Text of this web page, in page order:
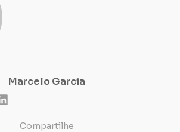
Marcelo Garcia
Compartilhe